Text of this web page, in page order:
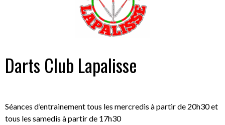
Darts Club Lapalisse
Séances d’entrainement tous les mercredis à partir de 20h30 et
tous les samedis à partir de 17h30